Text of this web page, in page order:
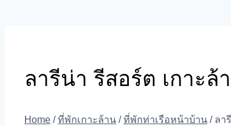
ลารีน่า รีสอร์ต เกาะล้
Home / ที่พักเกาะล้าน / ที่พักท่าเรือหน้าบ้าน / ลา